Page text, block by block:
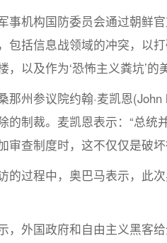
机构国防委员会通过朝鲜官
包括信息战领域的冲突，以
，以及作为‘恐怖主义粪坑’
州参议院约翰·麦凯恩(John
的制裁。麦凯恩表示：“总
审查制度时，这不仅仅是破
过程中，奥巴马表示，此次
外国政府和自由主义黑客给